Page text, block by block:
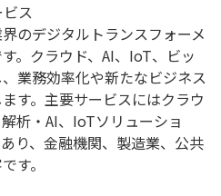
ス
のデジタルトランスフォーメ
。クラウド、AI、IoT、ビッ
業務効率化や新たなビジネス
す。主要サービスにはクラウ
析・AI、IoTソリューショ
り、金融機関、製造業、公共
す。